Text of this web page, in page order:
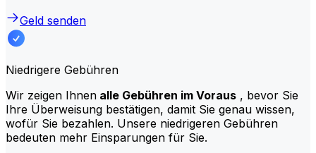
Geld senden
Niedrigere Gebühren
Wir zeigen Ihnen alle Gebühren im Voraus , bevor Sie
Ihre Überweisung bestätigen, damit Sie genau wissen,
wofür Sie bezahlen. Unsere niedrigeren Gebühren
bedeuten mehr Einsparungen für Sie.